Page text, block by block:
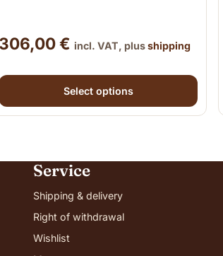
306,00€ incl. VAT, plusshipping
Select options
This product has multiple variants.
Service
Shipping & delivery
Right of withdrawal
Wishlist